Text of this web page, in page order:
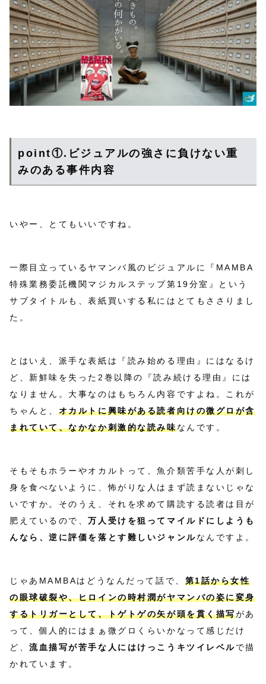
point①.ビジュアルの強さに負けない重
みのある事件内容
いやー、とてもいいですね。
一際目立っているヤマンバ風のビジュアルに『MAMBA
特殊業務委託機関マジカルステップ第19分室』という
サブタイトルも、表紙買いする私にはとてもささりまし
た。
とはいえ、派手な表紙は『読み始める理由』にはなるけ
ど、新鮮味を失った2巻以降の『読み続ける理由』には
なりません。大事なのはもちろん内容ですよね。これが
ちゃんと、 オカルトに興味がある読者向けの微グロが含
まれていて、なかなか刺激的な読み味なんです。
そもそもホラーやオカルトって、魚介類苦手な人が刺し
身を食べないように、怖がりな人はまず読まないじゃな
いですか。そのうえ、それを求めて購読する読者は目が
肥えているので、万人受けを狙ってマイルドにしようも
んなら、逆に評価を落とす難しいジャンルなんですよ。
じゃあMAMBAはどうなんだって話で、 第1話から女性
の眼球破裂や、ヒロインの時村潤がヤマンバの姿に変身
するトリガーとして、トゲトゲの矢が頭を貫く描写があ
って、個人的にはまぁ微グロくらいかなって感じだけ
ど、流血描写が苦手な人にはけっこうキツイレベルで描
かれています。